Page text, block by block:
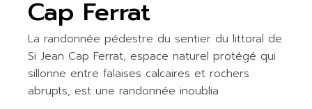
Cap Ferrat
La randonnée pédestre du sentier du littoral de
Si Jean Cap Ferrat, espace naturel protégé qui
sillonne entre falaises calcaires et rochers
abrupts, est une randonnée inoublia